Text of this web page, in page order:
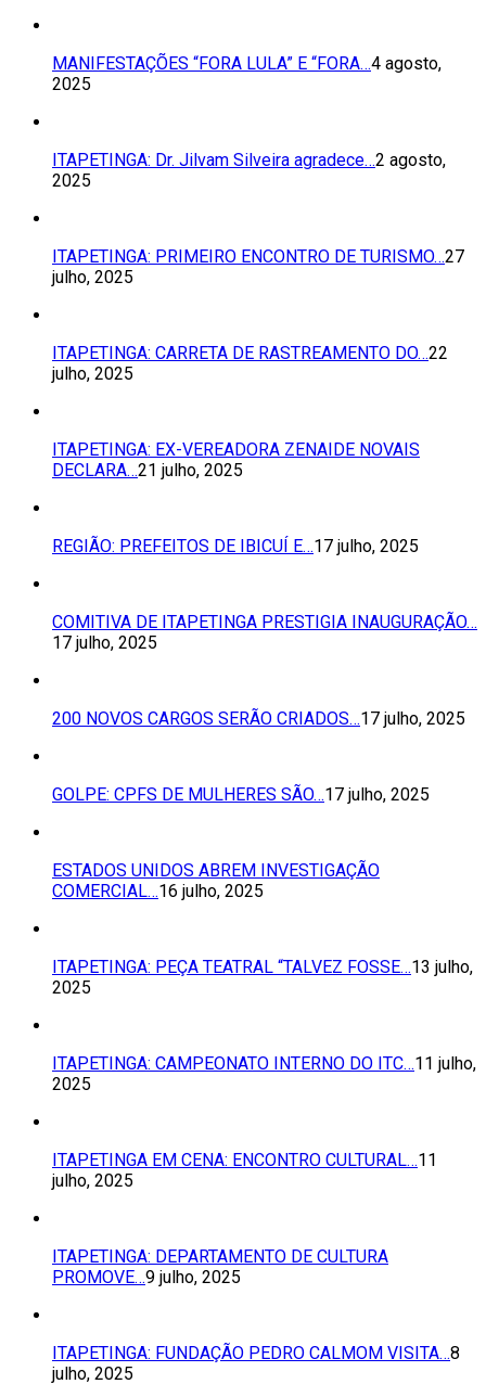
MANIFESTAÇÕES “FORA LULA” E “FORA…4 agosto,
2025
ITAPETINGA: Dr. Jilvam Silveira agradece…2 agosto,
2025
ITAPETINGA: PRIMEIRO ENCONTRO DE TURISMO…27
julho, 2025
ITAPETINGA: CARRETA DE RASTREAMENTO DO…22
julho, 2025
ITAPETINGA: EX-VEREADORA ZENAIDE NOVAIS
DECLARA…21 julho, 2025
REGIÃO: PREFEITOS DE IBICUÍ E…17 julho, 2025
COMITIVA DE ITAPETINGA PRESTIGIA INAUGURAÇÃO…
17 julho, 2025
200 NOVOS CARGOS SERÃO CRIADOS…17 julho, 2025
GOLPE: CPFS DE MULHERES SÃO…17 julho, 2025
ESTADOS UNIDOS ABREM INVESTIGAÇÃO
COMERCIAL…16 julho, 2025
ITAPETINGA: PEÇA TEATRAL “TALVEZ FOSSE…13 julho,
2025
ITAPETINGA: CAMPEONATO INTERNO DO ITC…11 julho,
2025
ITAPETINGA EM CENA: ENCONTRO CULTURAL…11
julho, 2025
ITAPETINGA: DEPARTAMENTO DE CULTURA
PROMOVE…9 julho, 2025
ITAPETINGA: FUNDAÇÃO PEDRO CALMOM VISITA…8
julho, 2025